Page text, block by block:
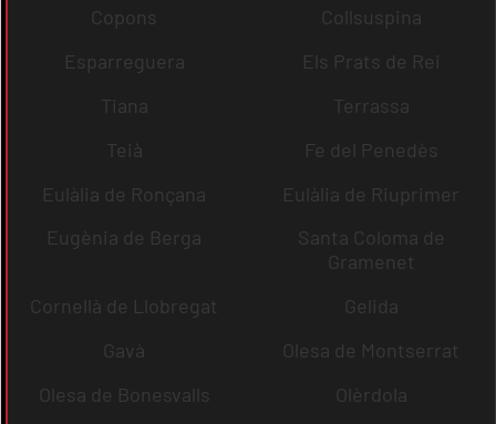
Copons
Collsuspina
Esparreguera
Els Prats de Rei
Tiana
Terrassa
Teià
Fe del Penedès
Eulàlia de Ronçana
Eulàlia de Riuprimer
Eugènia de Berga
Santa Coloma de
Gramenet
Cornellà de Llobregat
Gelida
Gavà
Olesa de Montserrat
Olesa de Bonesvalls
Olèrdola